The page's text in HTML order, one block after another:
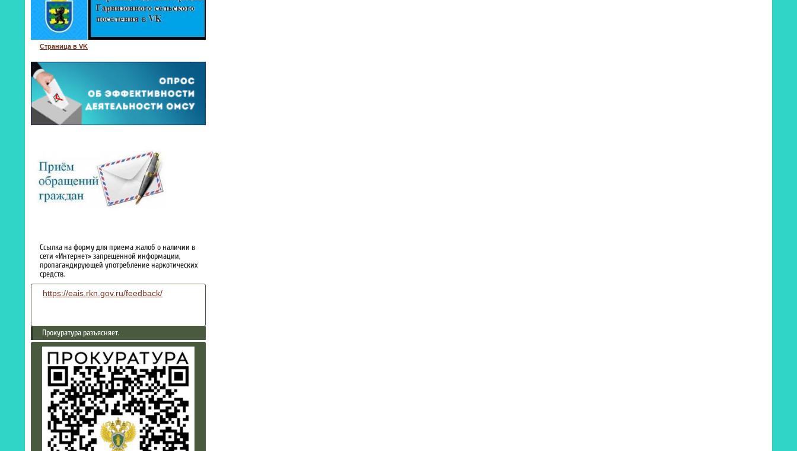
Страница в VK
Ссылка на форму для приема жалоб о наличии в
сети «Интернет» запрещенной информации,
пропагандирующей употребление наркотических
средств.
https://eais.rkn.gov.ru/feedback/
Прокуратура разъясняет.